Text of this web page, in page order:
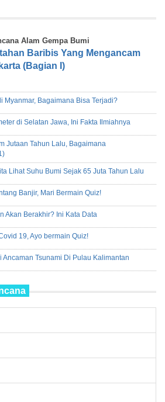
Alam Gempa Bumi
Baribis Yang Mengancam
(Bagian I)
Myanmar, Bagaimana Bisa Terjadi?
di Selatan Jawa, Ini Fakta Ilmiahnya
Jutaan Tahun Lalu, Bagaimana
Lihat Suhu Bumi Sejak 65 Juta Tahun Lalu
Banjir, Mari Bermain Quiz!
Akan Berakhir? Ini Kata Data
19, Ayo bermain Quiz!
Ancaman Tsunami Di Pulau Kalimantan